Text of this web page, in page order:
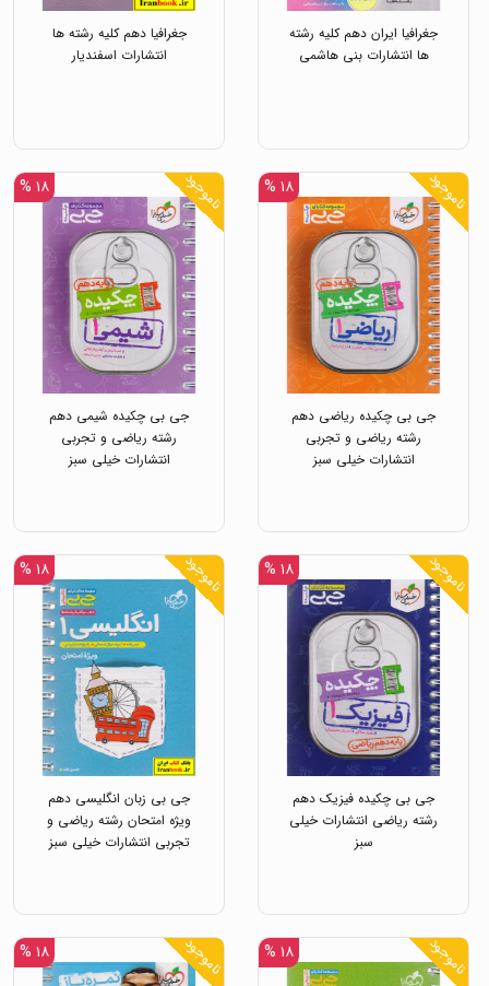
جغرافیا ایران دهم کلیه رشته
ها انتشارات بنی هاشمی
جغرافیا دهم کلیه رشته ها
انتشارات اسفندیار
ناموجود ۱۸ %
جی بی چکیده ریاضی دهم
رشته ریاضی و تجربی
انتشارات خیلی سبز
ناموجود ۱۸ %
جی بی چکیده شیمی دهم
رشته ریاضی و تجربی
انتشارات خیلی سبز
ناموجود ۱۸ %
جی بی چکیده فیزیک دهم
رشته ریاضی انتشارات خیلی
سبز
ناموجود ۱۸ %
جی بی زبان انگلیسی دهم
ویژه امتحان رشته ریاضی و
تجربی انتشارات خیلی سبز
ناموجود ۱۸ % ناموجود ۱۸ %